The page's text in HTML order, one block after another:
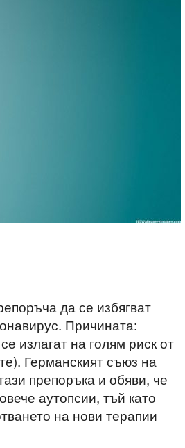
да се избягват
Причината:
излагат на голям риск от
Германският съюз на
препоръка и обяви, че
аутопсии, тъй като
на нови терапии